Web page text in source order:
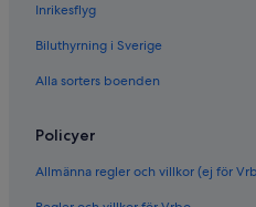
Inrikesflyg
Biluthyrning i Sverige
Alla sorters boenden
Policyer
Allmänna regler och villkor (ej för